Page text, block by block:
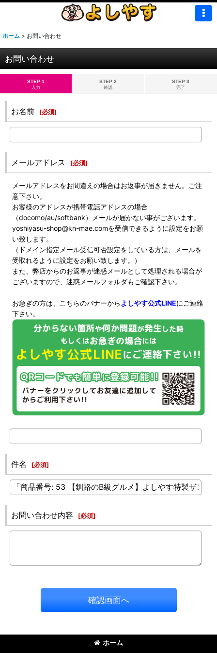
ホーム > お問い合わせ
お問い合わせ
STEP 1
入力
STEP 2
確認
STEP 3
完了
お名前 [必須]
メールアドレス [必須]
メールアドレスをお間違えの場合はお返事が届きません。ご注
意下さい。
お客様のアドレスが携帯電話アドレスの場合
（docomo/au/softbank）メールが届かない事がございます。
yoshiyasu-shop@kn-mae.comを受信できるように設定をお願
い致します。
（ドメイン指定メール受信可否設定をしている方は、メールを
受取れるように設定をお願い致します。）
また、弊店からのお返事が迷惑メールとして処理される場合が
ございますので、迷惑メールフォルダもご確認下さい。
お急ぎの方は、こちらのバナーから よしやす公式LINEにご連絡
下さい。
件名 [必須]
お問い合わせ内容 [必須]
確認画面へ
ホーム